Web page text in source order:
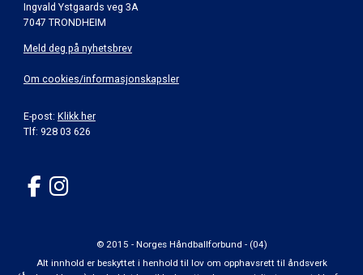
Ingvald Ystgaards veg 3A
7047 TRONDHEIM
Meld deg på nyhetsbrev
Om cookies/informasjonskapsler
E-post: Klikk her
Tlf: 928 03 626
© 2015 - Norges Håndballforbund - (04)
Alt innhold er beskyttet i henhold til lov om opphavsrett til åndsverk